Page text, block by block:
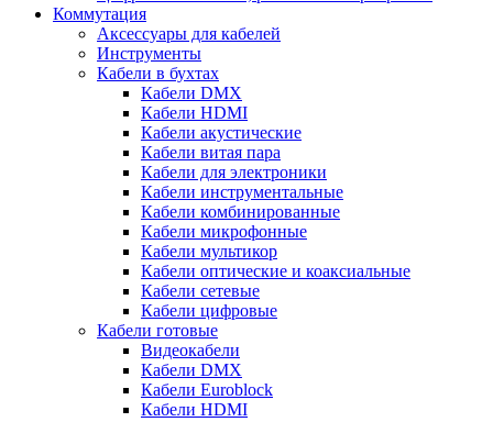
Коммутация
Аксессуары для кабелей
Инструменты
Кабели в бухтах
Кабели DMX
Кабели HDMI
Кабели акустические
Кабели витая пара
Кабели для электроники
Кабели инструментальные
Кабели комбинированные
Кабели микрофонные
Кабели мультикор
Кабели оптические и коаксиальные
Кабели сетевые
Кабели цифровые
Кабели готовые
Видеокабели
Кабели DMX
Кабели Euroblock
Кабели HDMI